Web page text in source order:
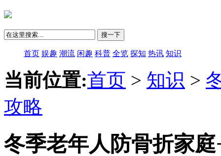
搜一下
首页 娱趣 潮流 闲趣 科普 全览 探知 热讯 知识
当前位置:首页 > 知识 >
攻略
冬季老年人防骨折家